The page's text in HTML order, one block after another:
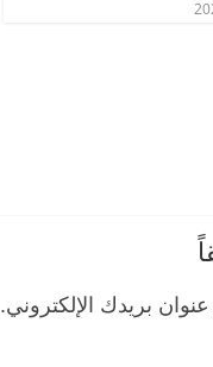
بريدك الإلكتروني.